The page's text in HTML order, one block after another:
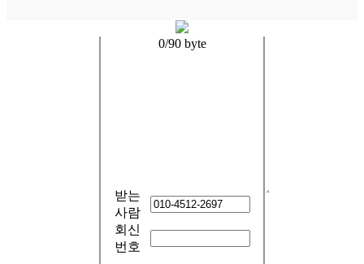
0/90 byte
받는
사람
회신
번호